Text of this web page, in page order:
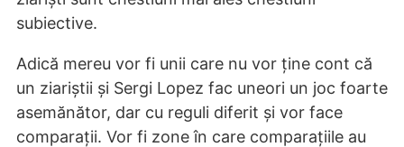
subiective.
Adică mereu vor fi unii care nu vor ține cont că
un ziariștii și Sergi Lopez fac uneori un joc foarte
asemănător, dar cu reguli diferit și vor face
comparații. Vor fi zone în care comparațiile au